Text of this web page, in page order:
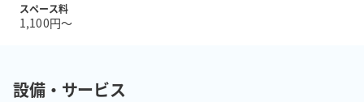
スペース料
1,100円〜
設備・サービス